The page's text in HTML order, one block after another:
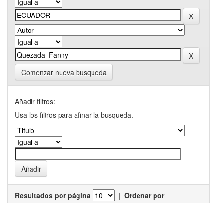
Comenzar nueva busqueda
Añadir filtros:
Usa los filtros para afinar la busqueda.
Resultados por página | Ordenar por